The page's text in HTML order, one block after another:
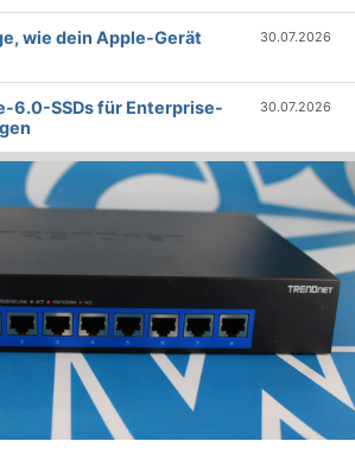
wie dein Apple-Gerät
30.07.2026
6.0-SSDs für Enterprise-
30.07.2026